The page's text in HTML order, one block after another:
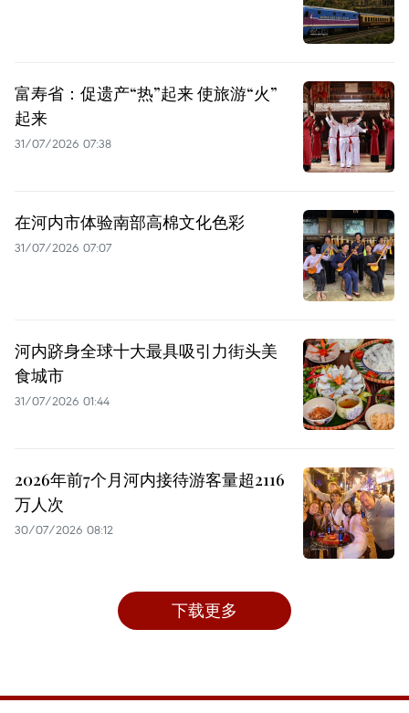
富寿省：促遗产“热”起来 使旅游“火”
起来
31/07/2026 07:38
在河内市体验南部高棉文化色彩
31/07/2026 07:07
河内跻身全球十大最具吸引力街头美
食城市
31/07/2026 01:44
2026年前7个月河内接待游客量超2116
万人次
30/07/2026 08:12
下载更多